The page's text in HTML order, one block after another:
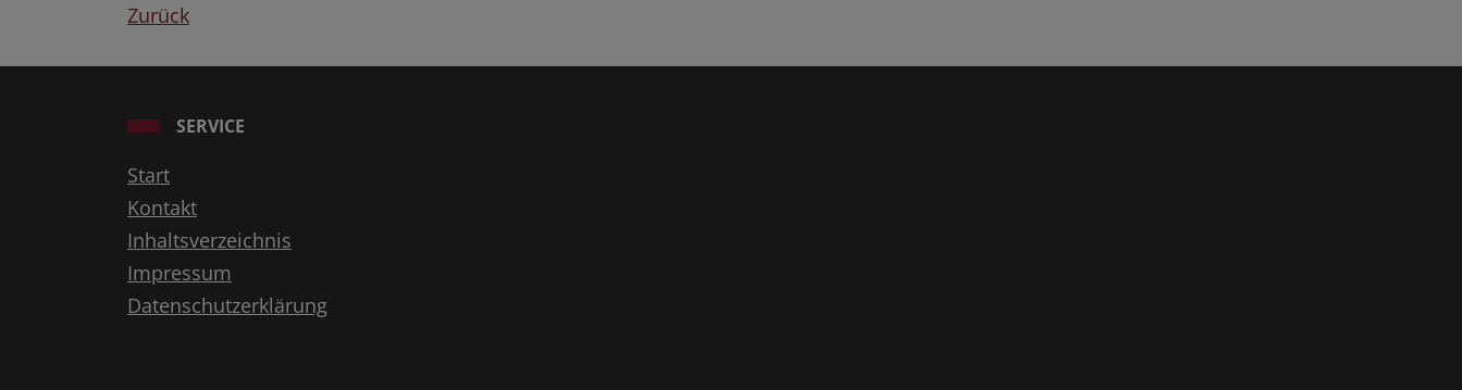
Zurück
SERVICE
Start
Kontakt
Inhaltsverzeichnis
Impressum
Datenschutzerklärung